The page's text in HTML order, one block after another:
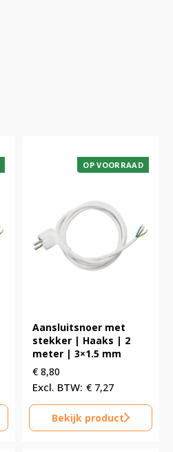
OP VOORRAAD
Aansluitsnoer met
stekker | Haaks | 2
meter | 3×1.5 mm
€ 8,80
€ 7,27
Bekijk product